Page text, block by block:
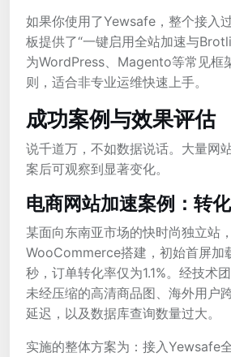
如果你使用了Yewsafe，整个接入
板提供了“一键启用全站加速与
为WordPress、Magento等常见框
则，适合非专业运维快速上手。
成功案例与效果评估
说千道万，不如数据说话。大量网
案后可观察到显著变化。
电商网站加速案例：转
某面向东南亚市场的快时尚独立站
WooCommerce搭建，初始首屏加
秒，订单转化率仅为1.1%。经技术
未经压缩的高清商品图、海外用户
延迟，以及数据库查询数量过大。
实施的整体方案为：接入Yewsafe